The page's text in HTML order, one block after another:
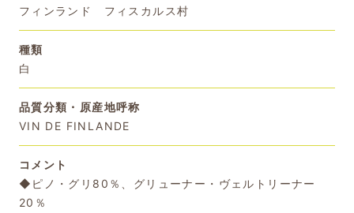
フィンランド フィスカルス村
種類
白
品質分類・原産地呼称
VIN DE FINLANDE
コメント
◆ピノ・グリ80％、グリューナー・ヴェルトリーナー
20％